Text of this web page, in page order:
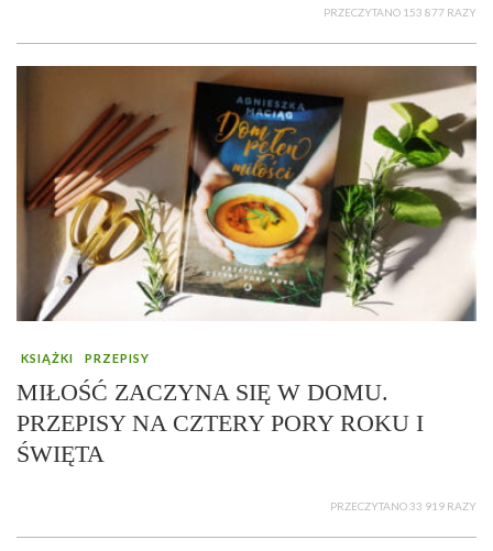
PRZECZYTANO 153 877 RAZY
KSIĄŻKI PRZEPISY
MIŁOŚĆ ZACZYNA SIĘ W DOMU.
PRZEPISY NA CZTERY PORY ROKU I
ŚWIĘTA
PRZECZYTANO 33 919 RAZY